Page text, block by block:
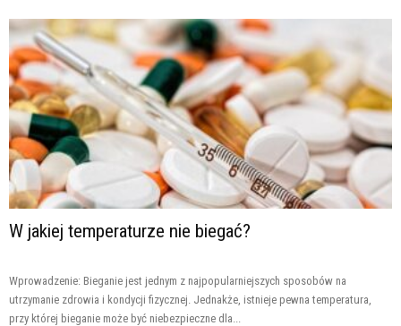
W jakiej temperaturze nie biegać?
Wprowadzenie: Bieganie jest jednym z najpopularniejszych sposobów na
utrzymanie zdrowia i kondycji fizycznej. Jednakże, istnieje pewna temperatura,
przy której bieganie może być niebezpieczne dla...